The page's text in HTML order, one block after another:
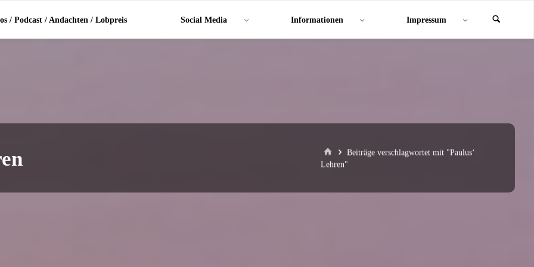
/ Podcast / Andachten / Lobpreis Social Media Informationen Impressum
StartBeiträge verschlagwortet mit "Paulus‘
Lehren"